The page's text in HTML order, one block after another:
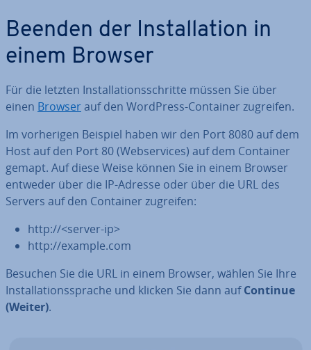
Beenden der In­stal­la­ti­on in
einem Browser
Für die letzten In­stal­la­ti­ons­schrit­te müssen Sie über
einen Browserauf den WordPress-Container zugreifen.
Im vor­he­ri­gen Beispiel haben wir den Port 8080 auf dem
Host auf den Port 80 (Web­ser­vices) auf dem Container
gemapt. Auf diese Weise können Sie in einem Browser
entweder über die IP-Adresse oder über die URL des
Servers auf den Container zugreifen:
http://<server-ip>
http://example.com
Besuchen Sie die URL in einem Browser, wählen Sie Ihre
In­stal­la­ti­ons­spra­che und klicken Sie dann aufContinue
(Weiter).